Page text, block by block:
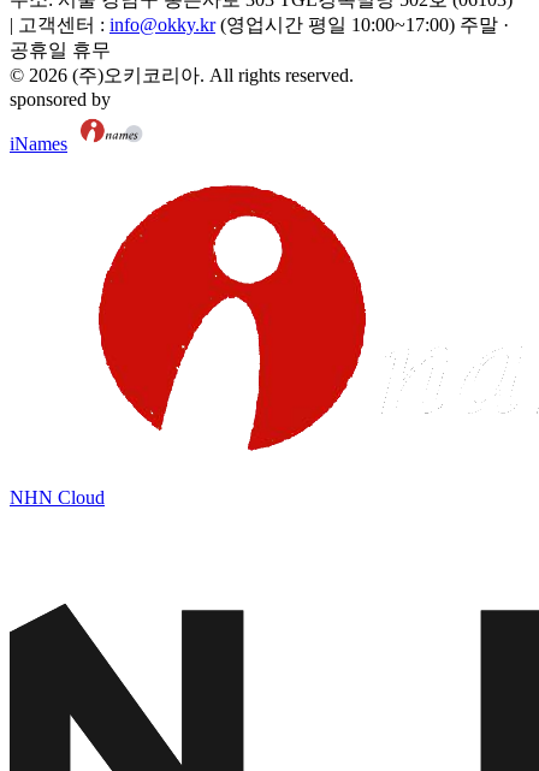
| 고객센터 : info@okky.kr (영업시간 평일 10:00~17:00) 주말 ·
공휴일 휴무
© 2026 (주)오키코리아. All rights reserved.
sponsored by
iNames
NHN Cloud